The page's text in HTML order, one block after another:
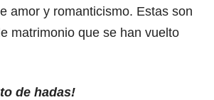
amor y romanticismo. Estas son
matrimonio que se han vuelto
de hadas!